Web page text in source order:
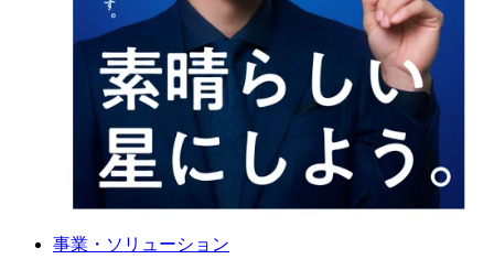
事業・ソリューション